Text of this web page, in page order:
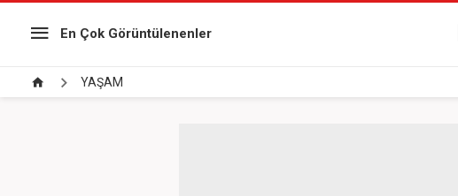
En Çok Görüntülenenler
YAŞAM